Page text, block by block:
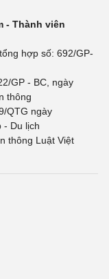
- Thành viên
hợp số: 692/GP-
GP - BC, ngày
thông
QTG ngày
- Du lịch
thông Luật Việt